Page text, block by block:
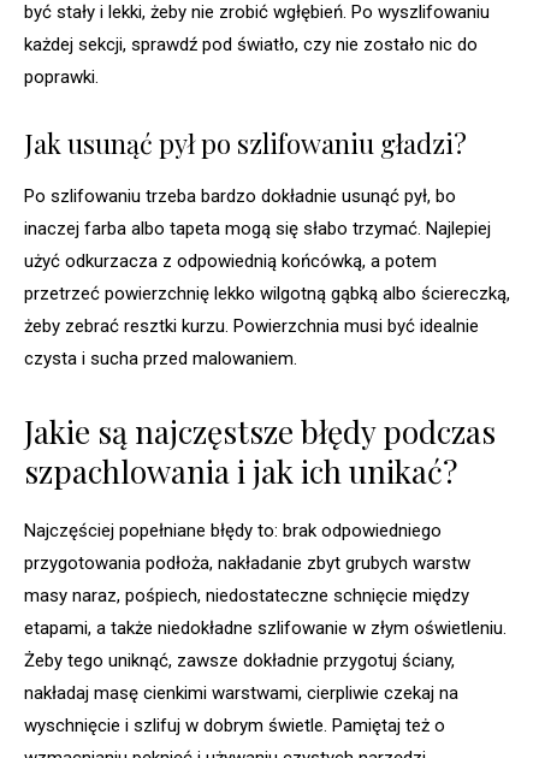
być stały i lekki, żeby nie zrobić wgłębień. Po wyszlifowaniu
każdej sekcji, sprawdź pod światło, czy nie zostało nic do
poprawki.
Jak usunąć pył po szlifowaniu gładzi?
Po szlifowaniu trzeba bardzo dokładnie usunąć pył, bo
inaczej farba albo tapeta mogą się słabo trzymać. Najlepiej
użyć odkurzacza z odpowiednią końcówką, a potem
przetrzeć powierzchnię lekko wilgotną gąbką albo ściereczką,
żeby zebrać resztki kurzu. Powierzchnia musi być idealnie
czysta i sucha przed malowaniem.
Jakie są najczęstsze błędy podczas
szpachlowania i jak ich unikać?
Najczęściej popełniane błędy to: brak odpowiedniego
przygotowania podłoża, nakładanie zbyt grubych warstw
masy naraz, pośpiech, niedostateczne schnięcie między
etapami, a także niedokładne szlifowanie w złym oświetleniu.
Żeby tego uniknąć, zawsze dokładnie przygotuj ściany,
nakładaj masę cienkimi warstwami, cierpliwie czekaj na
wyschnięcie i szlifuj w dobrym świetle. Pamiętaj też o